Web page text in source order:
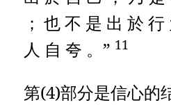
； 也 不 是 出 於 行
人 自 夸 。” 11
第(4)部分是信心的